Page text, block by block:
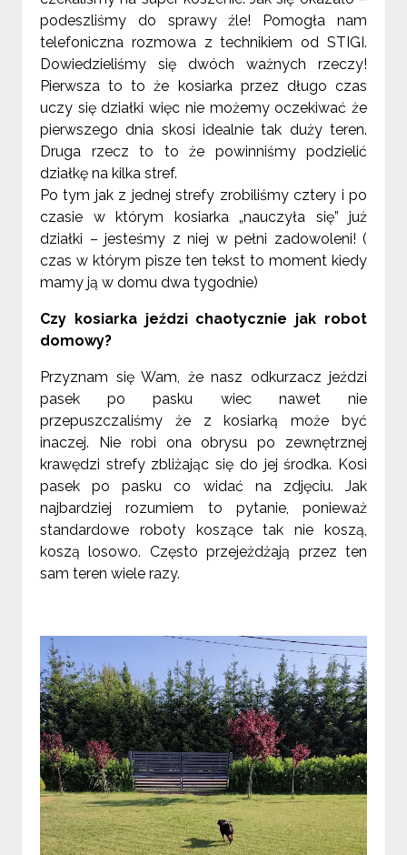
podeszliśmy do sprawy źle! Pomogła nam
telefoniczna rozmowa z technikiem od STIGI.
Dowiedzieliśmy się dwóch ważnych rzeczy!
Pierwsza to to że kosiarka przez długo czas
uczy się działki więc nie możemy oczekiwać że
pierwszego dnia skosi idealnie tak duży teren.
Druga rzecz to to że powinniśmy podzielić
działkę na kilka stref.
Po tym jak z jednej strefy zrobiliśmy cztery i po
czasie w którym kosiarka „nauczyła się” już
działki – jesteśmy z niej w pełni zadowoleni! (
czas w którym pisze ten tekst to moment kiedy
mamy ją w domu dwa tygodnie)
Czy kosiarka jeździ chaotycznie jak robot
domowy?
Przyznam się Wam, że nasz odkurzacz jeździ
pasek po pasku wiec nawet nie
przepuszczaliśmy że z kosiarką może być
inaczej. Nie robi ona obrysu po zewnętrznej
krawędzi strefy zbliżając się do jej środka. Kosi
pasek po pasku co widać na zdjęciu. Jak
najbardziej rozumiem to pytanie, ponieważ
standardowe roboty koszące tak nie koszą,
koszą losowo. Często przejeżdżają przez ten
sam teren wiele razy.